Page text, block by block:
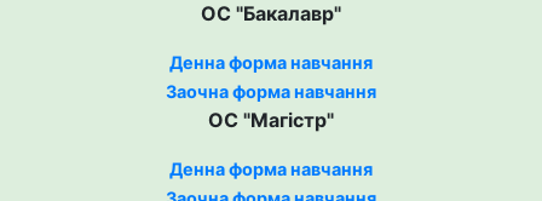
ОС "Бакалавр"
Денна форма навчання
Заочна форма навчання
ОС "Магістр"
Денна форма навчання